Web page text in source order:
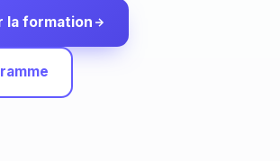
la formation